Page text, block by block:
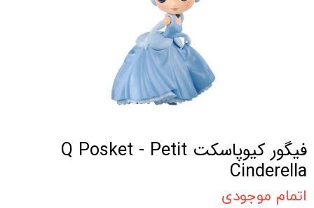
فیگور کیوپاسکت Q Posket - Petit
Cinderella
اتمام موجودی